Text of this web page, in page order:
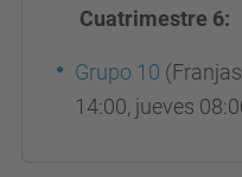
Cuatrimestre 6:
Grupo 10
14:00, jueves